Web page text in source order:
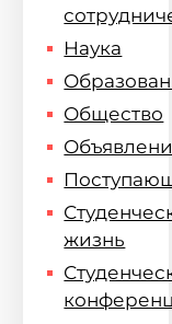
Наука
Общество
жизнь